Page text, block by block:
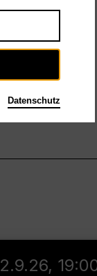
,
Datenschutz